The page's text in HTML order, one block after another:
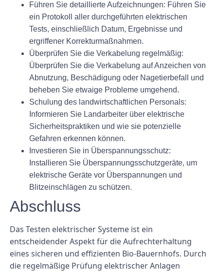
Führen Sie detaillierte Aufzeichnungen: Führen Sie
ein Protokoll aller durchgeführten elektrischen
Tests, einschließlich Datum, Ergebnisse und
ergriffener Korrekturmaßnahmen.
Überprüfen Sie die Verkabelung regelmäßig:
Überprüfen Sie die Verkabelung auf Anzeichen von
Abnutzung, Beschädigung oder Nagetierbefall und
beheben Sie etwaige Probleme umgehend.
Schulung des landwirtschaftlichen Personals:
Informieren Sie Landarbeiter über elektrische
Sicherheitspraktiken und wie sie potenzielle
Gefahren erkennen können.
Investieren Sie in Überspannungsschutz:
Installieren Sie Überspannungsschutzgeräte, um
elektrische Geräte vor Überspannungen und
Blitzeinschlägen zu schützen.
Abschluss
Das Testen elektrischer Systeme ist ein
entscheidender Aspekt für die Aufrechterhaltung
eines sicheren und effizienten Bio-Bauernhofs. Durch
die regelmäßige Prüfung elektrischer Anlagen